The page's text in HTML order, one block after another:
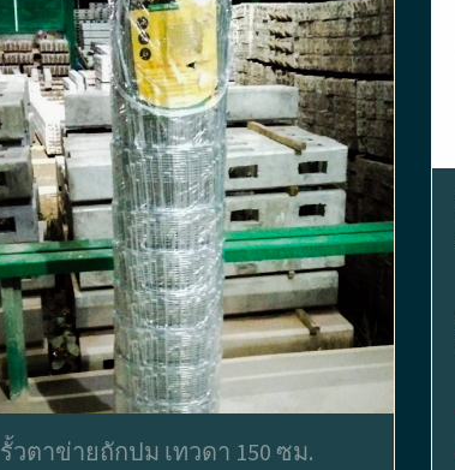
รั้วตาข่ายถักปม เทวดา 150 ซม.